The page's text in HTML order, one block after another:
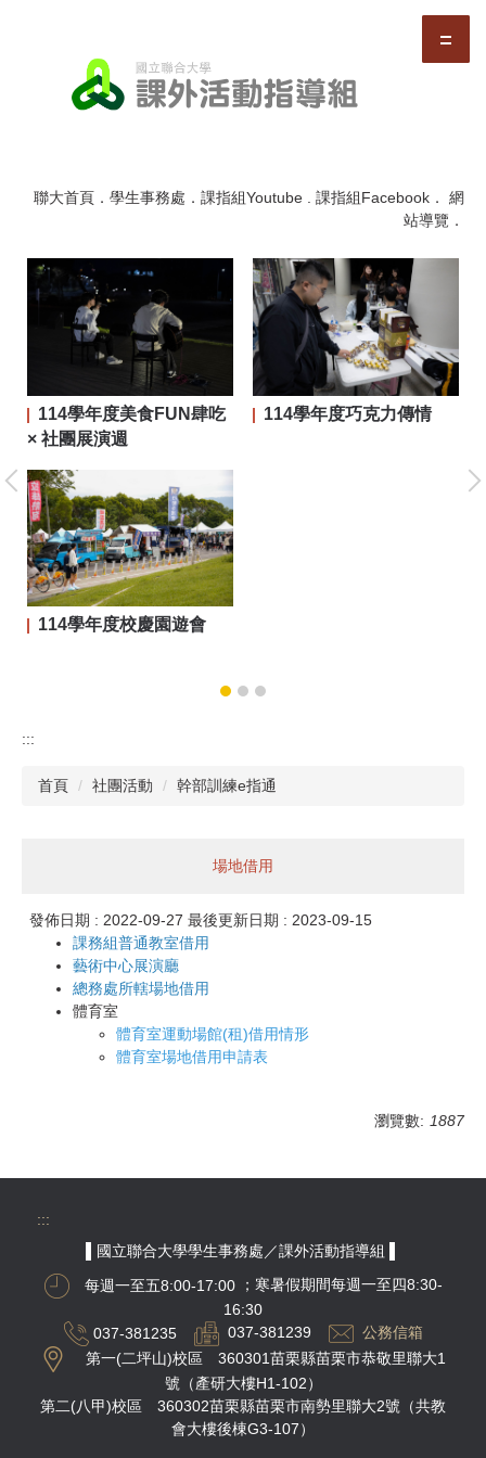
聯大首頁 ． 學生事務處 ． 課指組Youtube . 課指組Facebook ． 網
站導覽 ．
114學年度美食FUN肆吃
× 社團展演週
114學年度巧克力傳情
114學年度校慶園遊會
:::
首頁 社團活動 幹部訓練e指通
場地借用
發佈日期 : 2022-09-27 最後更新日期 : 2023-09-15
課務組普通教室借用
藝術中心展演廳
總務處所轄場地借用
體育室
體育室運動場館(租)借用情形
體育室場地借用申請表
瀏覽數: 1887
:::
▌國立聯合大學學生事務處／課外活動指導組 ▌
每週一至五8:00-17:00
；寒暑假期間每週一至四8:30-
16:30
037-381235
037-381239
公務信箱
第一(二坪山)校區 360301苗栗縣苗栗市恭敬里聯大1
號（產研大樓H1-102）
第二(八甲)校區 360302苗栗縣苗栗市南勢里聯大2號（共教
會大樓後棟G3-107）